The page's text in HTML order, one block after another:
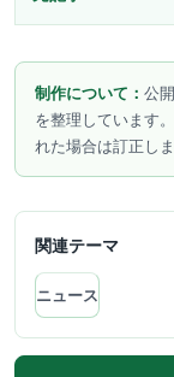
制作について： 公
を整理しています
れた場合は訂正しま
関連テーマ
ニュース